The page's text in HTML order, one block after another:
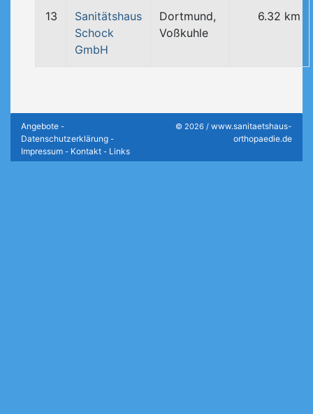
13
Sanitätshaus
Schock
GmbH
Dortmund,
Voßkuhle
6.32 km
Angebote -
Datenschutzerklärung -
Impressum - Kontakt - Links
© 2026 / www.sanitaetshaus-
orthopaedie.de